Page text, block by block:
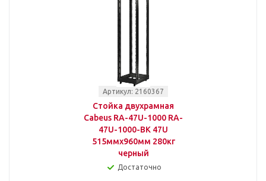
Артикул: 2160367
Стойка двухрамная
Cabeus RA-47U-1000 RA-
47U-1000-BK 47U
515ммx960мм 280кг
черный
Достаточно